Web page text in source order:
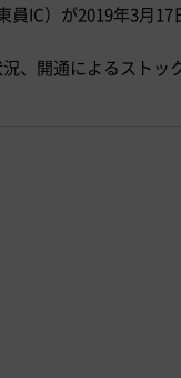
員IC）が2019年3月17
、開通によるストッ